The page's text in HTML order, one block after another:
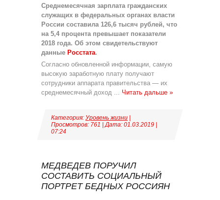
Среднемесячная зарплата гражданских
служащих в федеральных органах власти
России составила 126,6 тысяч рублей, что
на 5,4 процента превышает показатели
2018 года. Об этом свидетельствуют
данные Росстата.
Согласно обновленной информации, самую
высокую заработную плату получают
сотрудники аппарата правительства — их
среднемесячный доход ... Читать дальше »
Категория: Уровень жизни
Просмотров: 761 | Дата: 01.03.2019
07:24
МЕДВЕДЕВ ПОРУЧИЛ
СОСТАВИТЬ СОЦИАЛЬНЫЙ
ПОРТРЕТ БЕДНЫХ РОССИЯН